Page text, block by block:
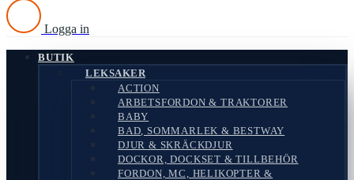
Logga in
BUTIK
LEKSAKER
ACTION
ARBETSFORDON & TRAKTORER
BABY
BAD, SOMMARLEK & BESTWAY
DJUR & SKRÄCKDJUR
DOCKOR, DOCKSET & TILLBEHÖR
FORDON, MC, HELIKOPTER &